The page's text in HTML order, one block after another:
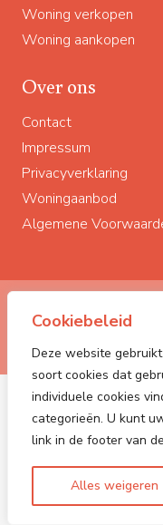
Cookiebeleid
Deze website
soort cookies dat
individuele cookies
categorieën. U kunt
link in de footer van
Alles weigeren
Woning verkopen
Woning aankopen
Over ons
Contact
Impressum
Privacyverklaring
Woningaanbod
Algemene
Powered by: